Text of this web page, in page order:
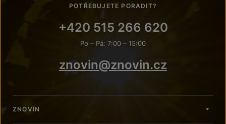
POTŘEBUJETE PORADIT?
+420 515 266 620
Po – Pá: 7:00 – 15:00
znovin@znovin.cz
ZNOVÍN